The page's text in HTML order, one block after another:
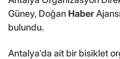
Güney, Doğan Haber
bulundu.
Antalya'da ait bir bisiklet